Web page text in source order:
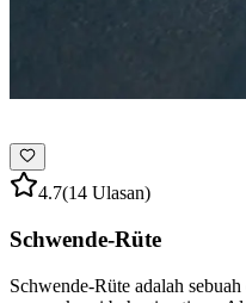
4.7(14 Ulasan)
Schwende-Rüte
Schwende-Rüte adalah